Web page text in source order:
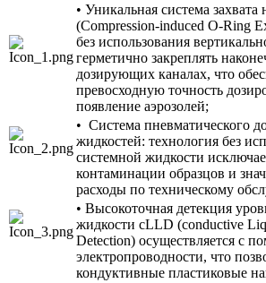
• Уникальная система
(Compression-induced O-Ring
без использования
герметично закреплять
дозирующих каналах, что
превосходную точность
появление аэрозолей;
• Система пневматического
жидкостей: технология без
системной жидкости
контаминации образцов и
расходы по техническому
• Высокоточная детекция
жидкости cLLD (conductive
Detection) осуществляется с
электропроводности, что
кондуктивные пластиковые